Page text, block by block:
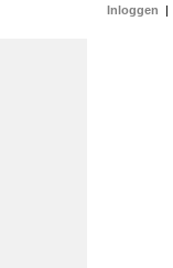
Inloggen |